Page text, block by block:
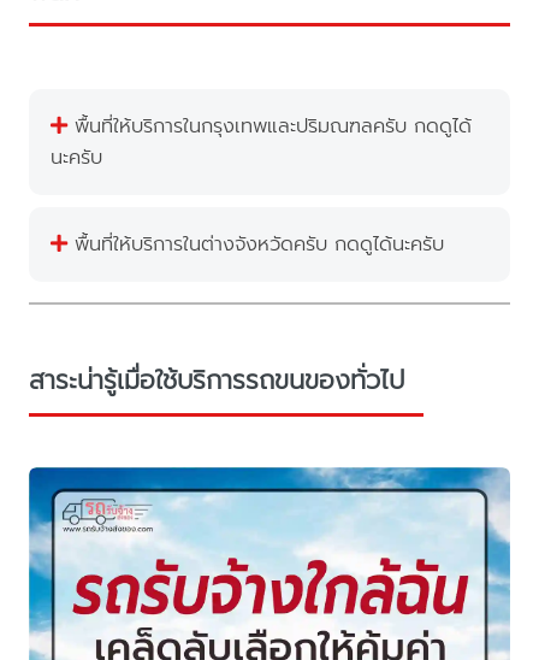
พื้นที่ให้บริการในกรุงเทพและปริมณฑลครับ กดดูได้
นะครับ
พื้นที่ให้บริการในต่างจังหวัดครับ กดดูได้นะครับ
สาระน่ารู้เมื่อใช้บริการรถขนของทั่วไป